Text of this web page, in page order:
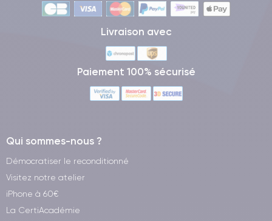
Livraison avec
Paiement 100% sécurisé
Qui sommes-nous ?
Démocratiser le reconditionné
Visitez notre atelier
iPhone à 60€
La CertiAcadémie